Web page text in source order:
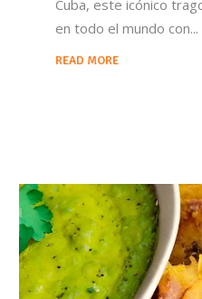
Cuba, este icónico
en todo el mundo con
READ MORE